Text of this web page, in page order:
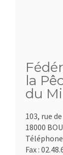
la
du
103, rue
18000
Téléphone
Fax :